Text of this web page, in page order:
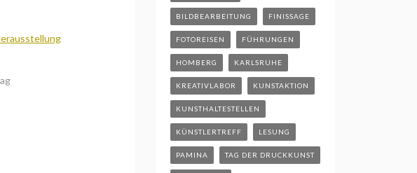
BILDBEARBEITUNG FINISSAGE
FOTOREISEN FÜHRUNGEN
HOMBERG KARLSRUHE
KREATIVLABOR KUNSTAKTION
KUNSTHALTESTELLEN
KÜNSTLERTREFF LESUNG
PAMINA TAG DER DRUCKKUNST